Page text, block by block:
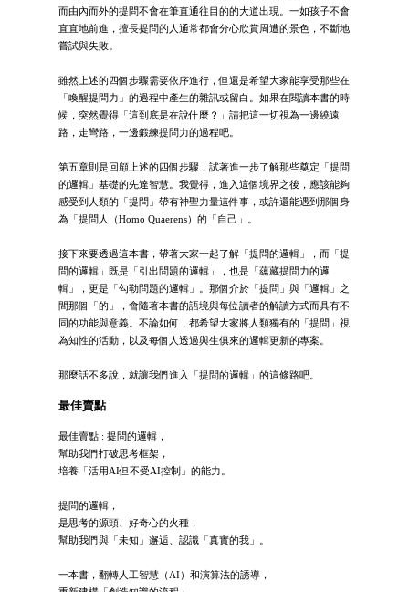
而由內而外的提問不會在筆直通往目的的大道出現。一如孩子不會
直直地前進，擅長提問的人通常都會分心欣賞周遭的景色，不斷地
嘗試與失敗。
雖然上述的四個步驟需要依序進行，但還是希望大家能享受那些在
「喚醒提問力」的過程中產生的雜訊或留白。如果在閱讀本書的時
候，突然覺得「這到底是在說什麼？」請把這一切視為一邊繞遠
路，走彎路，一邊鍛練提問力的過程吧。
第五章則是回顧上述的四個步驟，試著進一步了解那些奠定「提問
的邏輯」基礎的先達智慧。我覺得，進入這個境界之後，應該能夠
感受到人類的「提問」帶有神聖力量這件事，或許還能遇到那個身
為「提問人（Homo Quaerens）的「自己」。
接下來要透過這本書，帶著大家一起了解「提問的邏輯」，而「提
問的邏輯」既是「引出問題的邏輯」，也是「蘊藏提問力的邏
輯」，更是「勾勒問題的邏輯」。那個介於「提問」與「邏輯」之
間那個「的」，會隨著本書的語境與每位讀者的解讀方式而具有不
同的功能與意義。不論如何，都希望大家將人類獨有的「提問」視
為知性的活動，以及每個人透過與生俱來的邏輯更新的專案。
那麼話不多說，就讓我們進入「提問的邏輯」的這條路吧。
最佳賣點
最佳賣點 : 提問的邏輯，
幫助我們打破思考框架，
培養「活用AI但不受AI控制」的能力。
提問的邏輯，
是思考的源頭、好奇心的火種，
幫助我們與「未知」邂逅、認識「真實的我」。
一本書，翻轉人工智慧（AI）和演算法的誘導，